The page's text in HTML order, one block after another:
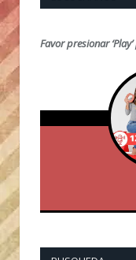
Favor presionar